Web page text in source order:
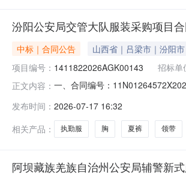
汾阳公安局交管大队服装采购项目
中标｜合同公告 山西省｜吕梁市｜汾阳市
项目编号： 1411822026AGK00143 招标单
正文内容： 一、合同编号：
号盐湖区供销社商务楼102室联系
发布时间： 2026-07-17 16:32
相关产品：
执勤服 胸 夏裤 领带
阿坝藏族羌族自治州公安局辅警新